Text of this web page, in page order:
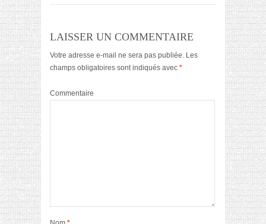
LAISSER UN COMMENTAIRE
Votre adresse e-mail ne sera pas publiée. Les
champs obligatoires sont indiqués avec *
Commentaire